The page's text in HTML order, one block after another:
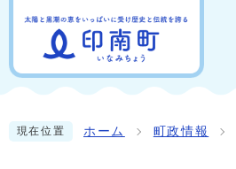
現在位置 ホーム 町政情報